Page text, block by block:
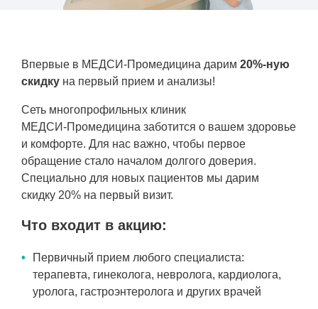
Рентгенология
Впервые в МЕДСИ-Промедицина дарим 20%-ную
скидку на первый прием и анализы!
Сеть многопрофильных клиник
МЕДСИ-Промедицина заботится о вашем здоровье
и комфорте. Для нас важно, чтобы первое
обращение стало началом долгого доверия.
Специально для новых пациентов мы дарим
скидку 20% на первый визит.
Что входит в акцию:
Первичный прием любого специалиста:
терапевта, гинеколога, невролога, кардиолога,
уролога, гастроэнтеролога и других врачей